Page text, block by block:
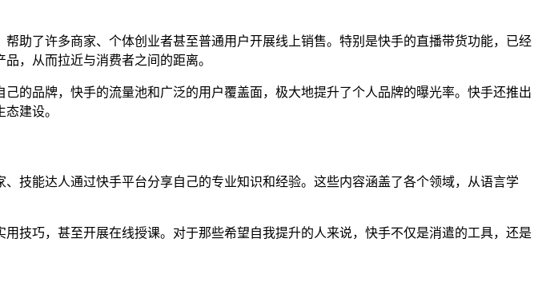
助了许多商家、个体创业者甚至普通用户开展线上销售。特别是快手的直播带货功能，已经
，从而拉近与消费者之间的距离。
的品牌，快手的流量池和广泛的用户覆盖面，极大地提升了个人品牌的曝光率。快手还推出
建设。
技能达人通过快手平台分享自己的专业知识和经验。这些内容涵盖了各个领域，从语言学
技巧，甚至开展在线授课。对于那些希望自我提升的人来说，快手不仅是消遣的工具，还是